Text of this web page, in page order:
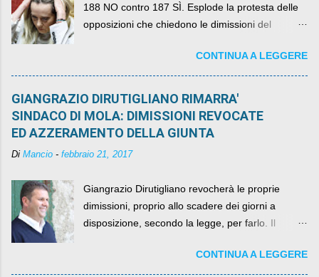
188 NO contro 187 SÌ. Esplode la protesta delle
opposizioni che chiedono le dimissioni del
CONTINUA A LEGGERE
GIANGRAZIO DIRUTIGLIANO RIMARRA'
SINDACO DI MOLA: DIMISSIONI REVOCATE
ED AZZERAMENTO DELLA GIUNTA
Di Mancio - febbraio 21, 2017
Giangrazio Dirutigliano revocherà le proprie
dimissioni, proprio allo scadere dei giorni a
disposizione, secondo la legge, per farlo. Il
quelli che si auspicavano il contrario.CONTINUA A LEGGERE